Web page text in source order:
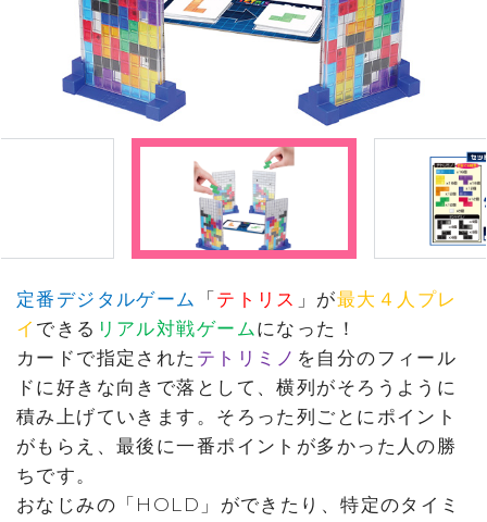
定番デジタルゲーム 「 テトリス 」が最大４人プレ
イ できる リアル対戦ゲームになった！
カードで指定された テトリミノ を自分のフィール
ドに好きな向きで落として、横列がそろうように
積み上げていきます。そろった列ごとにポイント
がもらえ、最後に一番ポイントが多かった人の勝
ちです。
おなじみの「HOLD」ができたり、特定のタイミ